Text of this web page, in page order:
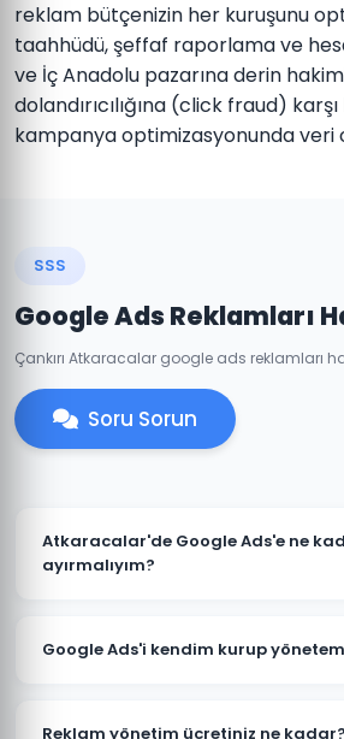
reklam bütçenizin her kuruşunu
taahhüdü, şeffaf raporlama ve
ve İç Anadolu pazarına derin
dolandırıcılığına (click fraud)
kampanya optimizasyonunda veri
SSS
Google Ads Reklamları
Çankırı Atkaracalar google ads reklamları
Soru Sorun
Atkaracalar'de Google Ads'e ne
ayırmalıyım?
1.500 TL ile başlanabilir. Ancak
Google Ads'i kendim kurup
kampanyalar bütçenizi hızla tüketir.
Reklam yönetim ücretiniz ne kadar?